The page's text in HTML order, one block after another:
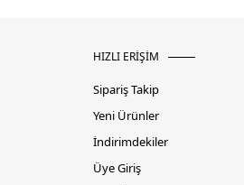
HIZLI ERİŞİM
Sipariş Takip
Yeni Ürünler
İndirimdekiler
Üye Giriş